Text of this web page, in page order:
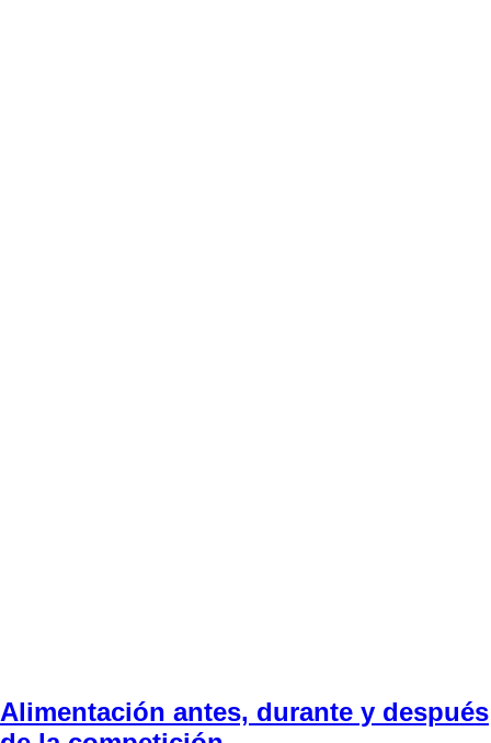
Alimentación antes, durante y después